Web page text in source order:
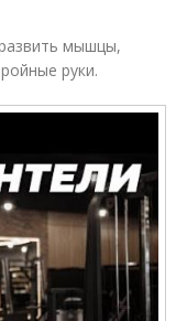
мышцы,
руки.